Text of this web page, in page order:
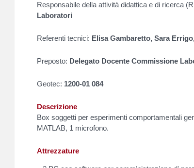
Responsabile della attività didattica e di ricerca
Laboratori
Referenti tecnici: Elisa Gambaretto, Sara
Preposto: Delegato Docente Commissione
Geotec: 1200-01 084
Descrizione
Box soggetti per esperimenti comportamentali
MATLAB, 1 microfono.
Attrezzature